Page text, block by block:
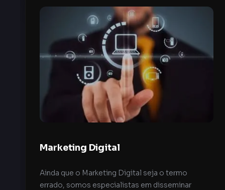
Marketing Digital
Ainda que o Marketing Digital seja o termo
errado, somos especialistas em disseminar